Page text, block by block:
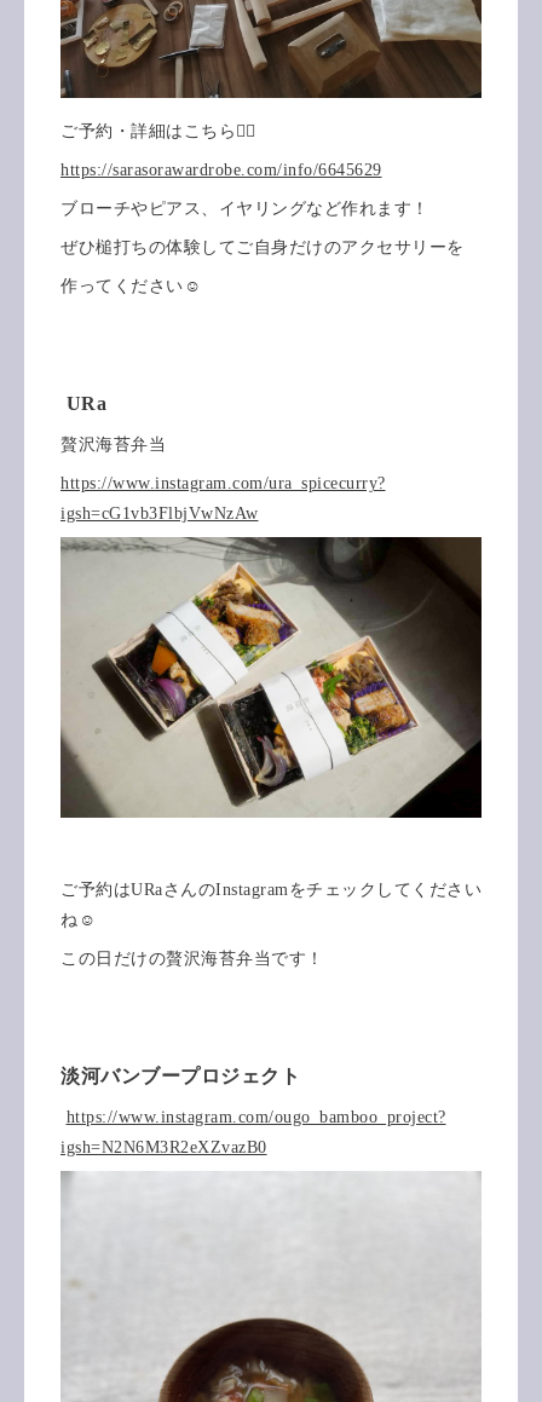
ご予約・詳細はこちら💁‍♀️
https://sarasorawardrobe.com/info/6645629
ブローチやピアス、イヤリングなど作れます！
ぜひ槌打ちの体験してご自身だけのアクセサリーを
作ってください☺️
URa
贅沢海苔弁当
https://www.instagram.com/ura_spicecurry?
igsh=cG1vb3FlbjVwNzAw
ご予約はURaさんのInstagramをチェックしてください
ね☺️
この日だけの贅沢海苔弁当です！
淡河バンブープロジェクト
https://www.instagram.com/ougo_bamboo_project?
igsh=N2N6M3R2eXZvazB0